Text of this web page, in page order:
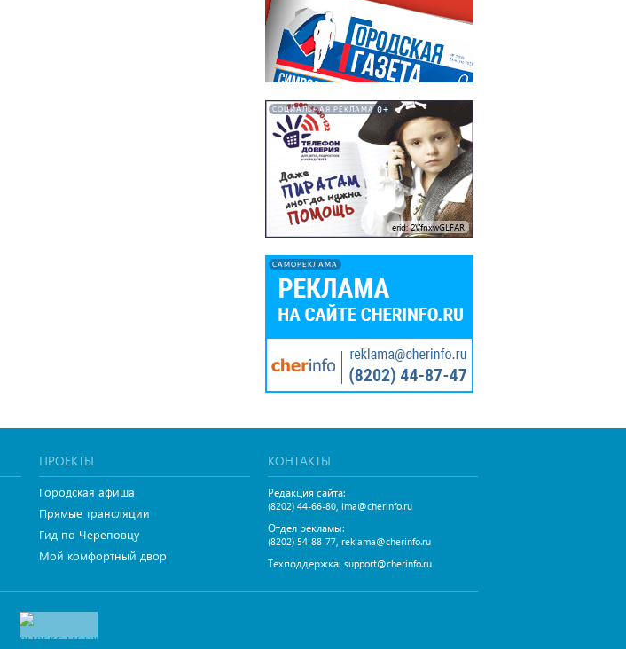
СОЦИАЛЬНАЯ РЕКЛАМА 0+
erid: 2VfnxwGLFAR
САМОРЕКЛАМА
ПРОЕКТЫ
Городская афиша
Прямые трансляции
Гид по Череповцу
Мой комфортный двор
КОНТАКТЫ
Редакция сайта:
(8202) 44-66-80, ima@cherinfo.ru
Отдел рекламы:
(8202) 54-88-77, reklama@cherinfo.ru
Техподдержка: support@cherinfo.ru